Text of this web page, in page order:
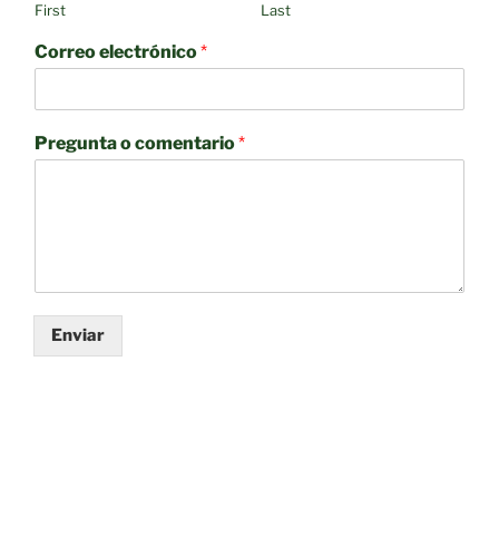
First Last
Correo electrónico*
Pregunta o comentario*
Enviar